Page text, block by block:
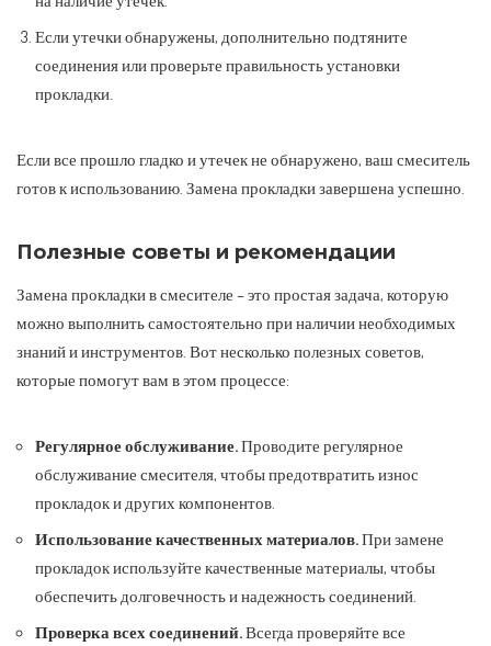
Если утечки обнаружены, дополнительно подтяните
соединения или проверьте правильность установки
прокладки.
Если все прошло гладко и утечек не обнаружено, ваш смеситель
готов к использованию. Замена прокладки завершена успешно.
Полезные советы и рекомендации
Замена прокладки в смесителе – это простая задача, которую
можно выполнить самостоятельно при наличии необходимых
знаний и инструментов. Вот несколько полезных советов,
которые помогут вам в этом процессе:
Регулярное обслуживание.Проводите регулярное
обслуживание смесителя, чтобы предотвратить износ
прокладок и других компонентов.
Использование качественных материалов.При замене
прокладок используйте качественные материалы, чтобы
обеспечить долговечность и надежность соединений.
Проверка всех соединений.Всегда проверяйте все